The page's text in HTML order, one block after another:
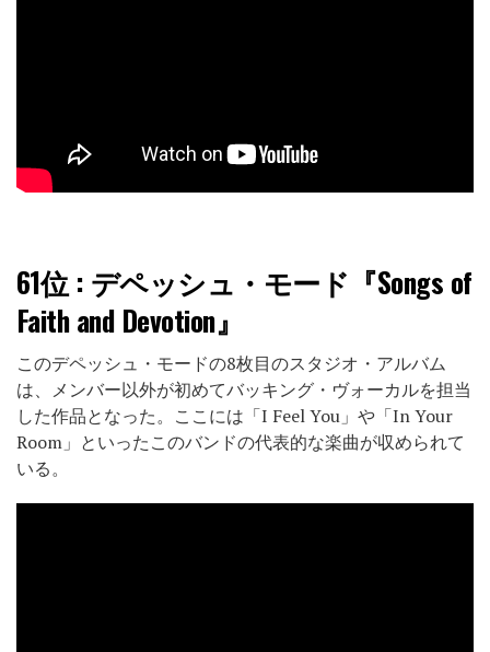
61位 : デペッシュ・モード『Songs of
Faith and Devotion』
このデペッシュ・モードの8枚目のスタジオ・アルバム
は、メンバー以外が初めてバッキング・ヴォーカルを担当
した作品となった。ここには「I Feel You」や「In Your
Room」といったこのバンドの代表的な楽曲が収められて
いる。